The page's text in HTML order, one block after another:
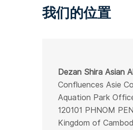
我们的位置
Dezan Shira Asian
Confluences Asie
Aquation Park
120101 PHNOM
Kingdom of